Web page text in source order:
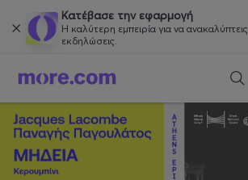
Κατέβασε την εφαρμογή
Η καλύτερη εμπειρία για να ανακαλύπτεις
εκδηλώσεις.